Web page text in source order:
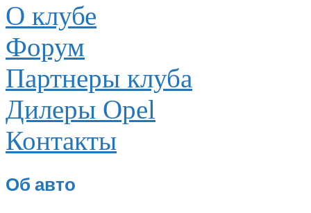
О клубе
Форум
Партнеры клуба
Дилеры Opel
Контакты
Об авто